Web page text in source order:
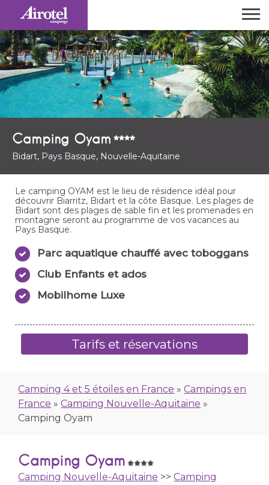
Camping Oyam
Bidart, Pays Basque, Nouvelle-Aquitaine
Le camping OYAM est le lieu de résidence idéal pour
découvrir Biarritz, Bidart et la côte Basque. Les plages de
Bidart sont des plages de sable fin et les promenades en
montagne seront au programme de vos vacances au
Pays Basque.
Parc aquatique chauffé avec toboggans
Club Enfants et ados
Mobilhome Luxe
Tarifs et réservations
Camping 4 et 5 étoiles en France »Campings en
France »Camping Nouvelle-Aquitaine »
Camping Oyam
Camping Oyam
Camping Nouvelle-Aquitaine >>Camping